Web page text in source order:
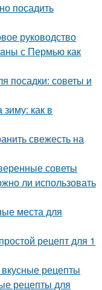
посадить
руководство
с Пермью как
посадки: советы и
как в
свежесть на
советы
ли использовать
места для
рецепт для 1
рецепты
рецепты для